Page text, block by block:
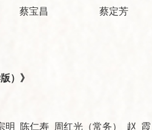
蔡宝昌 蔡定芳
）》
明 陈仁寿 周红光（常务） 赵 霞